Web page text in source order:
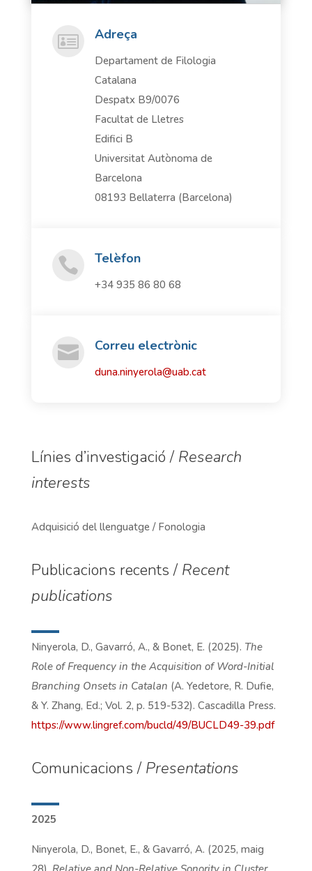
 Adreça
Departament de Filologia
Catalana
Despatx B9/0076
Facultat de Lletres
Edifici B
Universitat Autònoma de
Barcelona
08193 Bellaterra (Barcelona)
 Telèfon
+34 935 86 80 68
 Correu electrònic
duna.ninyerola@uab.cat
Línies d’investigació / Research
interests
Adquisició del llenguatge / Fonologia
Publicacions recents / Recent
publications
Ninyerola, D., Gavarró, A., & Bonet, E. (2025). The
Role of Frequency in the Acquisition of Word-Initial
Branching Onsets in Catalan (A. Yedetore, R. Dufie,
& Y. Zhang, Ed.; Vol. 2, p. 519-532). Cascadilla Press.
https://www.lingref.com/bucld/49/BUCLD49-39.pdf
Comunicacions / Presentations
2025
Ninyerola, D., Bonet, E., & Gavarró, A. (2025, maig